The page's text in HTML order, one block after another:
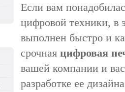
Если вам
цифровой техники, в
выполнен быстро и
срочная цифровая п
вашей компании и
разработке ее